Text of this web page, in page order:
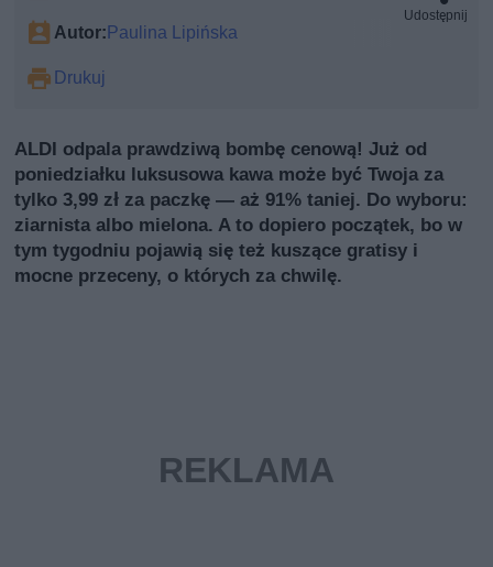
Autor:Paulina Lipińska
Drukuj
Udostępnij
ALDI odpala prawdziwą bombę cenową! Już od
poniedziałku luksusowa kawa może być Twoja za
tylko 3,99 zł za paczkę — aż 91% taniej. Do wyboru:
ziarnista albo mielona. A to dopiero początek, bo w
tym tygodniu pojawią się też kuszące gratisy i
mocne przeceny, o których za chwilę.